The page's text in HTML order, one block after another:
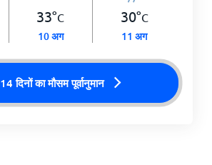
33°C
10 अग
30°C
11 अग
14 दिनों का मौसम पूर्वानुमान